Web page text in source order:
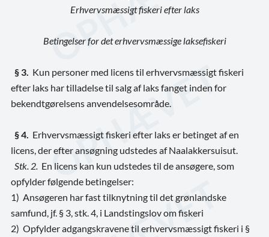
Erhvervsmæssigt fiskeri efter laks
Betingelser for det erhvervsmæssige laksefiskeri
§ 3. Kun personer med licens til erhvervsmæssigt fiskeri
efter laks har tilladelse til salg af laks fanget inden for
bekendtgørelsens anvendelsesområde.
§ 4. Erhvervsmæssigt fiskeri efter laks er betinget af en
licens, der efter ansøgning udstedes af Naalakkersuisut.
Stk. 2. En licens kan kun udstedes til de ansøgere, som
opfylder følgende betingelser:
1) Ansøgeren har fast tilknytning til det grønlandske
samfund, jf. § 3, stk. 4, i Landstingslov om fiskeri
2) Opfylder adgangskravene til erhvervsmæssigt fiskeri i §